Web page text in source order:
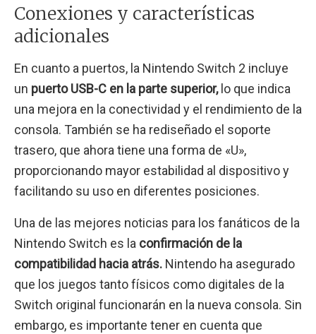
Conexiones y características
adicionales
En cuanto a puertos, la Nintendo Switch 2 incluye
un puerto USB-C en la parte superior,lo que indica
una mejora en la conectividad y el rendimiento de la
consola. También se ha rediseñado el soporte
trasero, que ahora tiene una forma de «U»,
proporcionando mayor estabilidad al dispositivo y
facilitando su uso en diferentes posiciones.
Una de las mejores noticias para los fanáticos de la
Nintendo Switch es la confirmación de la
compatibilidad hacia atrás. Nintendo ha asegurado
que los juegos tanto físicos como digitales de la
Switch original funcionarán en la nueva consola. Sin
embargo, es importante tener en cuenta que